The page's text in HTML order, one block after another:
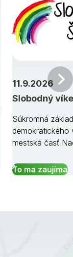
Slobodný
11.9.2026
Súkromná
demokratického
mestská časť
To ma zaujíma